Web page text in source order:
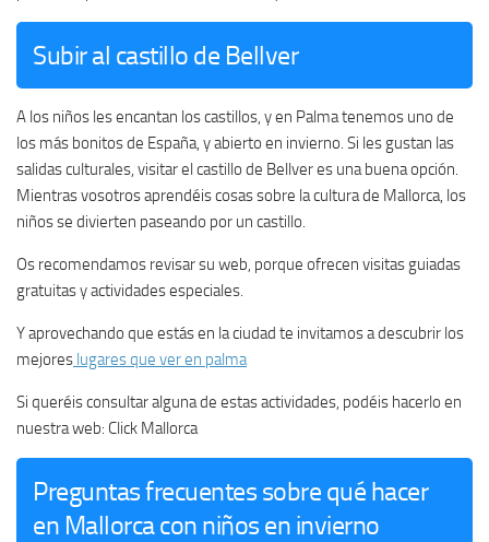
Subir al castillo de Bellver
A los niños les encantan los castillos, y en Palma tenemos uno de
los más bonitos de España, y abierto en invierno. Si les gustan las
salidas culturales, visitar el castillo de Bellver es una buena opción.
Mientras vosotros aprendéis cosas sobre la cultura de Mallorca, los
niños se divierten paseando por un castillo.
Os recomendamos revisar su web, porque ofrecen visitas guiadas
gratuitas y actividades especiales.
Y aprovechando que estás en la ciudad te invitamos a descubrir los
mejores lugares que ver en palma
Si queréis consultar alguna de estas actividades, podéis hacerlo en
nuestra web: Click Mallorca
Preguntas frecuentes sobre qué hacer
en Mallorca con niños en invierno